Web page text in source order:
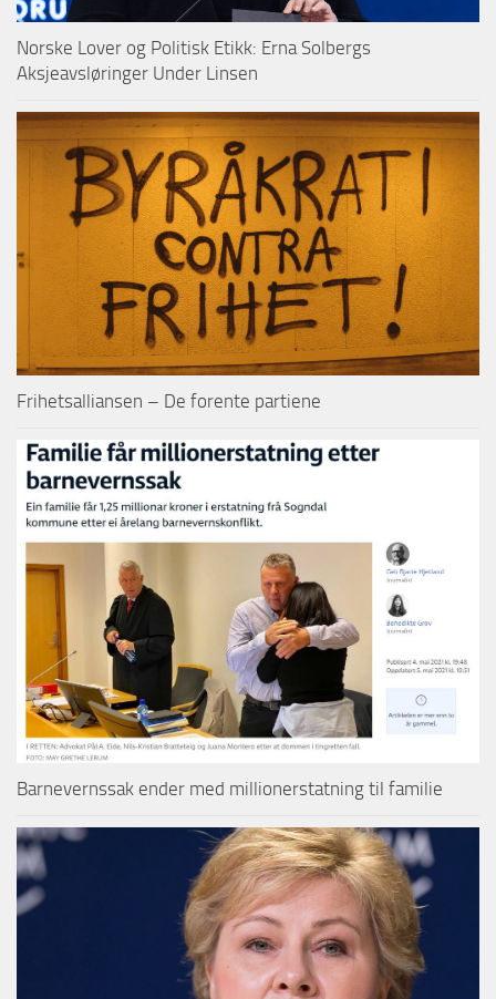
Norske Lover og Politisk Etikk: Erna Solbergs
Aksjeavsløringer Under Linsen
Frihetsalliansen – De forente partiene
Barnevernssak ender med millionerstatning til familie